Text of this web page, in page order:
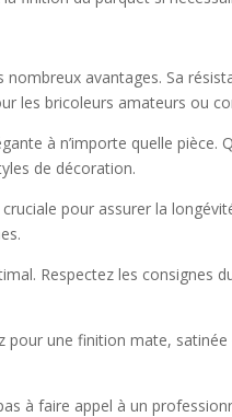
avantages. Sa
les bricoleurs amateurs ou
à n’importe quelle pièce.
de décoration.
pour assurer la
Respectez les consignes
une finition mate,
à faire appel à un